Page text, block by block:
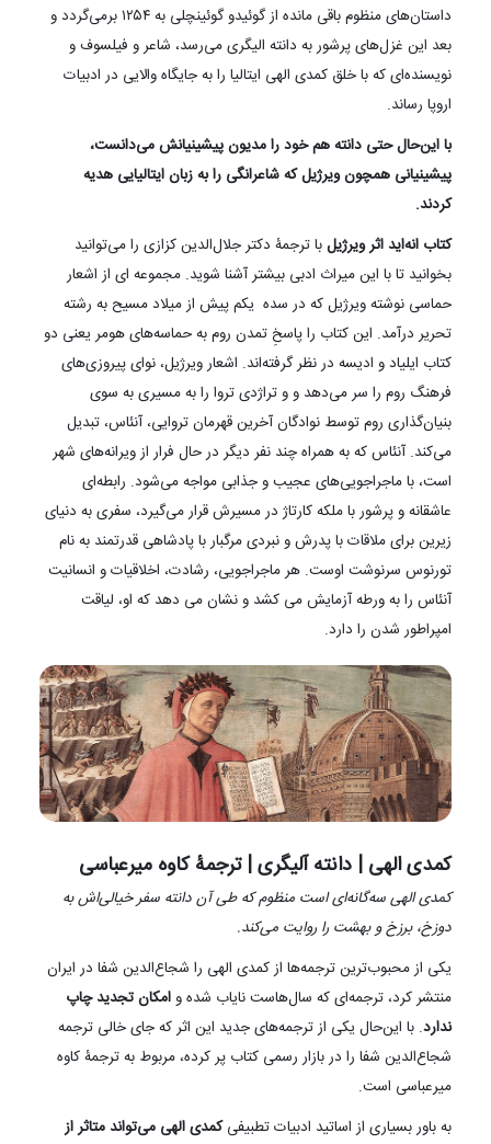
داستان‌های منظوم باقی مانده از گوئیدو گوئینچلی به ۱۲۵۴ برمی‌گردد و
بعد این غزل‌های پرشور به دانته الیگری می‌رسد، شاعر و فیلسوف و
نویسنده‌ای که با خلق کمدی الهی ایتالیا را به جایگاه والایی در ادبیات
اروپا رساند.
با این‌حال حتی دانته هم خود را مدیون پیشینیانش می‌دانست،
پیشینیانی همچون ویرژیل که شاعرانگی را به زبان ایتالیایی هدیه
کردند.
کتاب انه‌اید اثر ویرژیلبا ترجمۀ دکتر جلال‌الدین کزازی را می‌توانید
بخوانید تا با این میراث ادبی بیشتر آشنا شوید. مجموعه ای از اشعار
حماسی نوشته ویرژیل که در سده یکم پیش از میلاد مسیح به رشته
تحریر درآمد. این کتاب را پاسخِ تمدن روم به حماسه‌های هومر یعنی دو
کتاب ایلیاد و ادیسه در نظر گرفته‌اند. اشعار ویرژیل، نوای پیروزی‌های
فرهنگ روم را سر می‌دهد و و تراژدی تروا را به مسیری به سوی
بنیان‌گذاری روم توسط نوادگان آخرین قهرمان تروایی، آنئاس، تبدیل
می‌کند. آنئاس که به همراه چند نفر دیگر در حال فرار از ویرانه‌های شهر
است، با ماجراجویی‌های عجیب و جذابی مواجه می‌شود. رابطه‌ای
عاشقانه و پرشور با ملکه کارتاژ در مسیرش قرار می‌گیرد، سفری به دنیای
زیرین برای ملاقات با پدرش و نبردی مرگبار با پادشاهی قدرتمند به نام
تورنوس سرنوشت اوست. هر ماجراجویی، رشادت، اخلاقیات و انسانیت
آنئاس را به ورطه آزمایش می کشد و نشان می دهد که او، لیاقت
امپراطور شدن را دارد.
کمدی الهی | دانته آلیگری | ترجمۀ کاوه میرعباسی
کمدی الهی سه‌گانه‌ای است منظوم که طی آن دانته سفر خیالی‌اش به
دوزخ، برزخ و بهشت را روایت می‌کند.
یکی از محبوب‌ترین ترجمه‌ها از کمدی الهی را شجاع‌الدین شفا در ایران
منتشر کرد، ترجمه‌ای که سال‌هاست نایاب شده و امکان تجدید چاپ
ندارد. با این‌حال یکی از ترجمه‌های جدید این اثر که جای خالی ترجمه
شجاع‌الدین شفا را در بازار رسمی کتاب پر کرده، مربوط به ترجمۀ کاوه
میرعباسی است.
به باور بسیاری از اساتید ادبیات تطبیفیکمدی الهی می‌تواند متاثر از